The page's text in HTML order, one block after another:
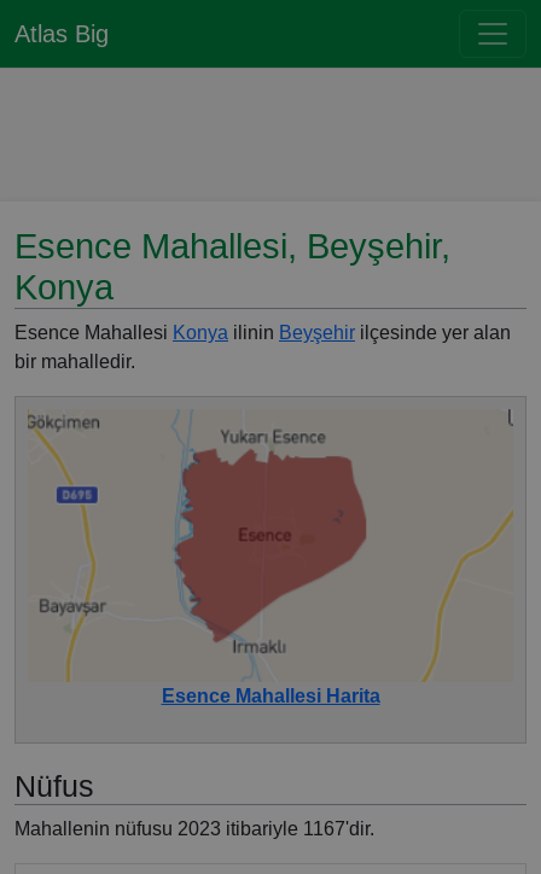
Atlas Big
Esence Mahallesi, Beyşehir,
Konya
Esence Mahallesi Konya ilinin Beyşehir ilçesinde yer alan
bir mahalledir.
Esence Mahallesi Harita
Nüfus
Mahallenin nüfusu 2023 itibariyle 1167'dir.